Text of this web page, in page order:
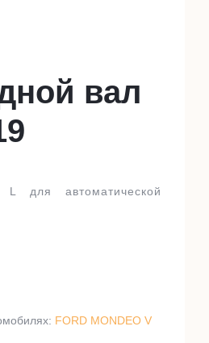
вал
для автоматической
FORD MONDEO V